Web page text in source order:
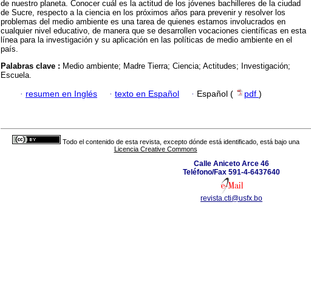
de nuestro planeta. Conocer cuál es la actitud de los jóvenes bachilleres de la ciudad
de Sucre, respecto a la ciencia en los próximos años para prevenir y resolver los
problemas del medio ambiente es una tarea de quienes estamos involucrados en
cualquier nivel educativo, de manera que se desarrollen vocaciones científicas en esta
línea para la investigación y su aplicación en las políticas de medio ambiente en el
país.
Palabras clave : Medio ambiente; Madre Tierra; Ciencia; Actitudes; Investigación;
Escuela.
· resumen en Inglés · texto en Español · Español ( pdf )
Todo el contenido de esta revista, excepto dónde está identificado, está bajo una
Licencia Creative Commons
Calle Aniceto Arce 46
Teléfono/Fax 591-4-6437640
revista.cti@usfx.bo